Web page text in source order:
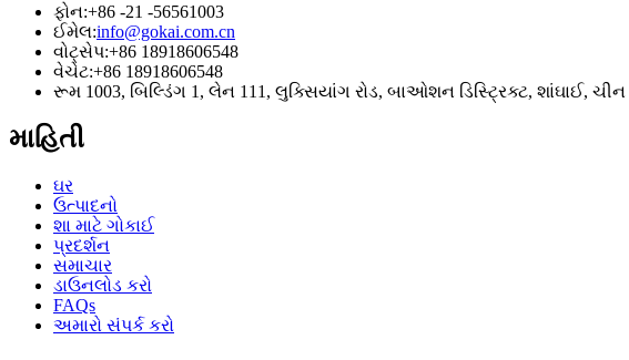
ફોન:+86 -21 -56561003
ઈમેલ:info@gokai.com.cn
વોટ્સેપ:+86 18918606548
વેચેટ:+86 18918606548
રૂમ 1003, બિલ્ડિંગ 1, લેન 111, લુક્સિયાંગ રોડ, બાઓશન ડિસ્ટ્રિક્ટ, શાંઘાઈ, ચીન
માહિતી
ઘર
ઉત્પાદનો
શા માટે ગોકાઈ
પ્રદર્શન
સમાચાર
ડાઉનલોડ કરો
FAQs
અમારો સંપર્ક કરો